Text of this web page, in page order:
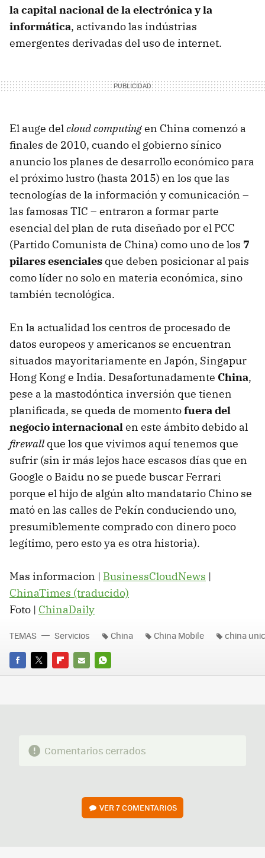
la capital nacional de la electrónica y la
informática, activando las indústrias
emergentes derivadas del uso de internet.
El auge delcloud computingen China comenzó a
finales de 2010, cuando el gobierno sínico
anuncio los planes de desarrollo económico para
el próximo lustro (hasta 2015) en los que las
tecnologías de la información y comunicación –
las famosas TIC – entraron a formar parte
esencial del plan de ruta diseñado por el PCC
(Partido Comunista de China) como uno de los 7
pilares esenciales que deben posicionar al pais
como líder no solo en materia económica, sino
también tecnológica.
En la actualidad los centros de procesado de
datos europeos y americanos se encuentran
situados mayoritariamente en Japón, Singapur
Hong Kong e India. Desafortunadamente China,
pese a la mastodóntica inversión que tienen
planificada, se queda de momentofuera del
negocio internacionalen este ámbito debido al
firewallque los que vivimos aquí tenemos que
sufrir (sin ir más lejos hace escasos días que en
Google o Baidu no se puede buscar Ferrari
porque el hijo de algún alto mandatario Chino se
mató en las calles de Pekín conduciendo uno,
presumiblemente comprado con dinero poco
legítimo, pero esto ya es otra historia).
Mas informacion | BusinessCloudNews |
ChinaTimes (traducido)
Foto | ChinaDaily
FACEBOOK
TWITTERFLIPBOARD
E-
WHATSAPP
TEMAS Servicios China China Mobile china
Comentarios cerrados
VER7 COMENTARIOS